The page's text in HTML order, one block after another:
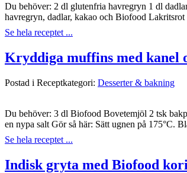
Du behöver: 2 dl glutenfria havregryn 1 dl
havregryn, dadlar, kakao och Biofood
Se hela receptet ...
Kryddiga muffins med kanel
Postad i Receptkategori: Desserter & bakning
Du behöver: 3 dl Biofood Bovetemjöl 2 tsk
en nypa salt Gör så här: Sätt ugnen på 175°C.
Se hela receptet ...
Indisk gryta med Biofood